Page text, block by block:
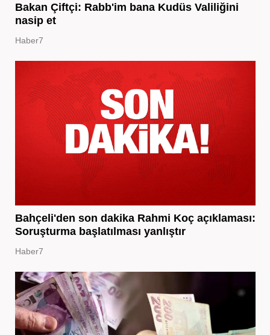
Bakan Çiftçi: Rabb'im bana Kudüs Valiliğini
nasip et
Haber7
Bahçeli'den son dakika Rahmi Koç açıklaması:
Soruşturma başlatılması yanlıştır
Haber7